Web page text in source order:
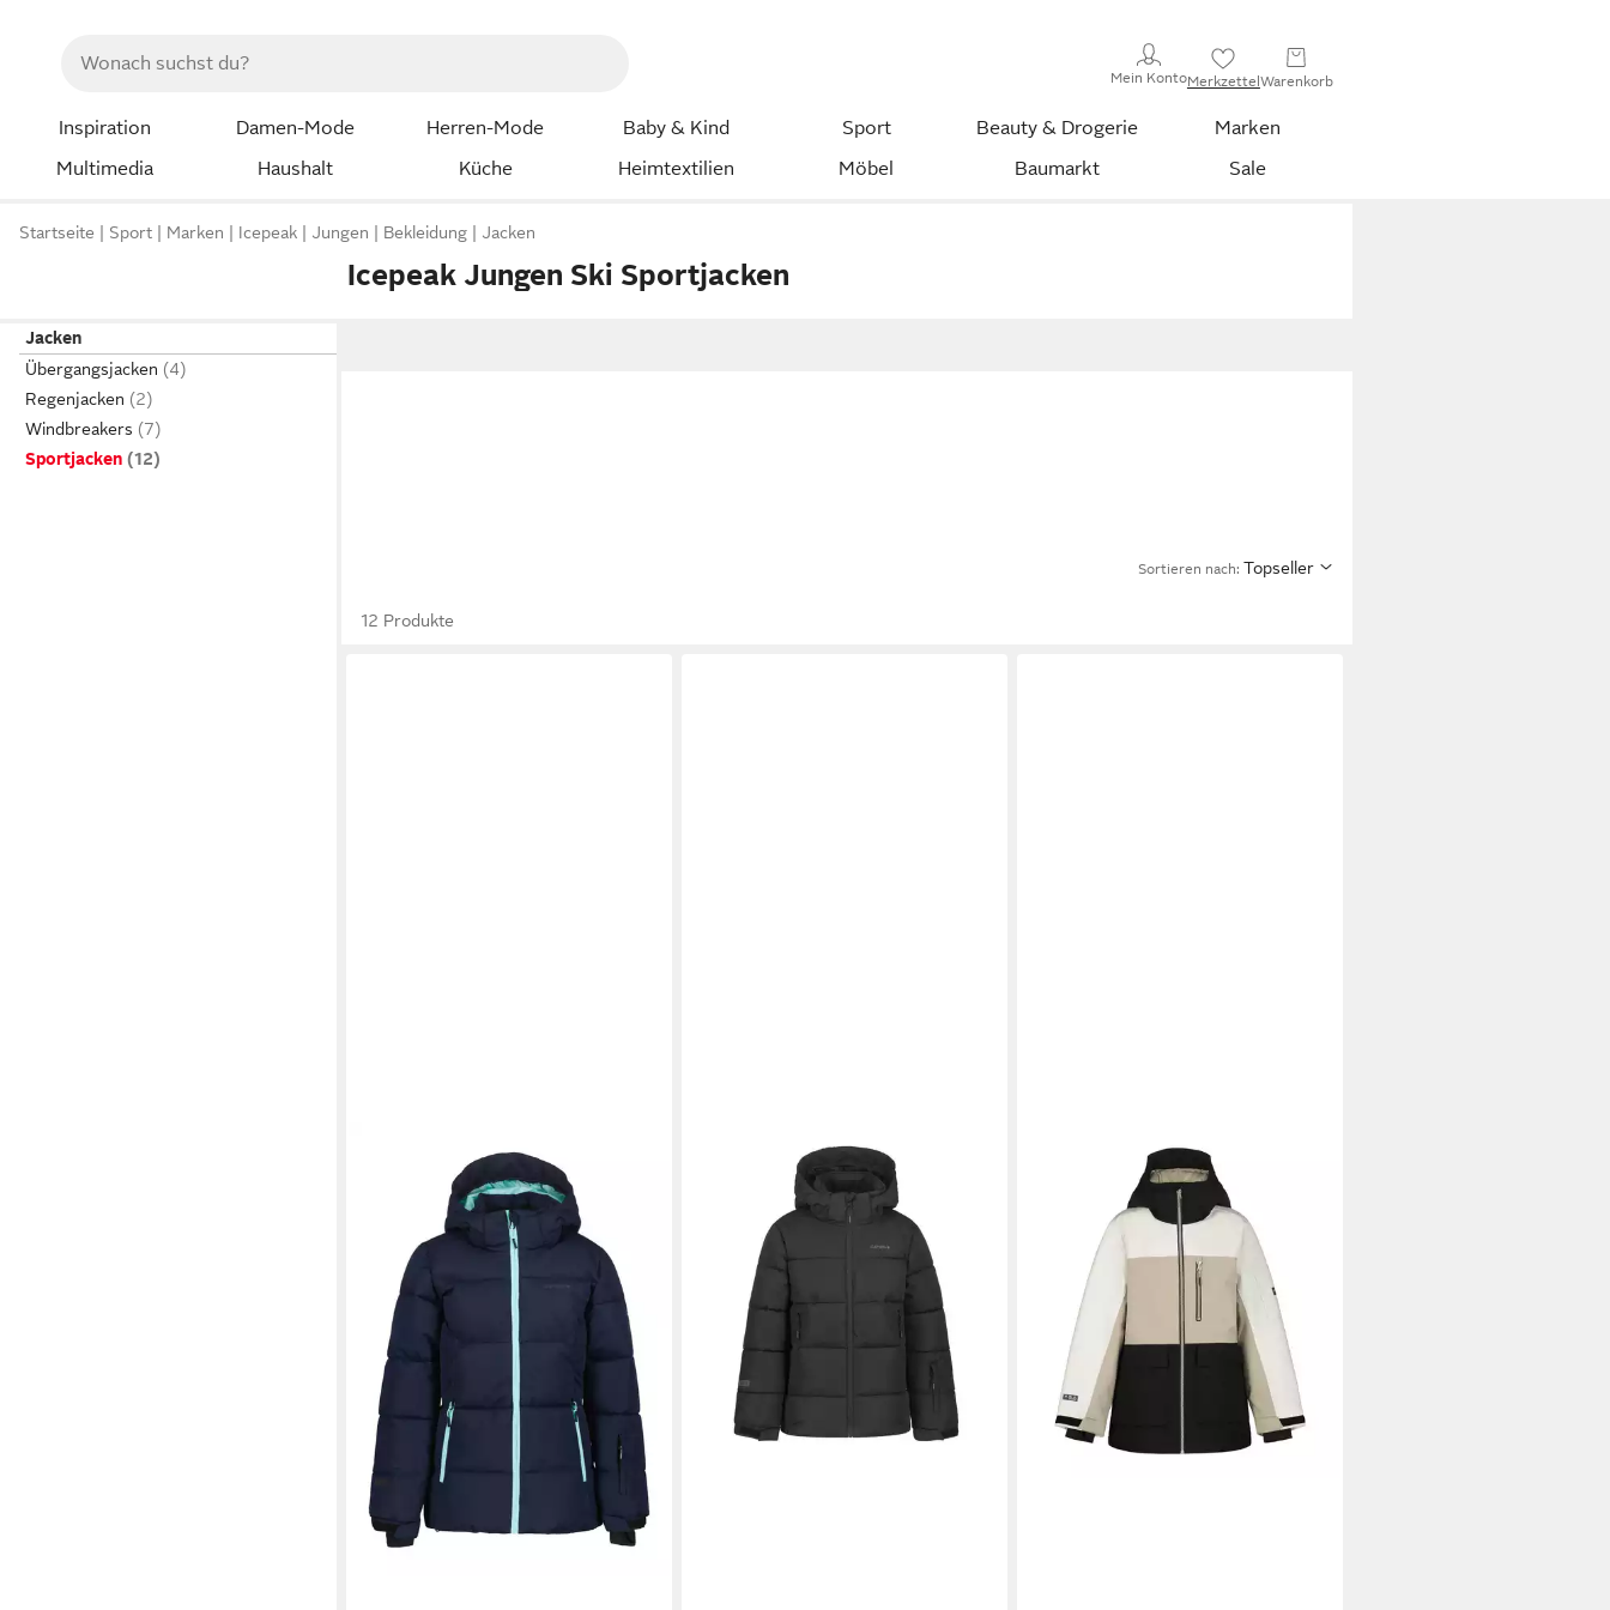
Mein KontoMerkzettelWarenkorb
Inspiration Damen-Mode Herren-Mode Baby & Kind Sport Beauty & Drogerie
Marken
Multimedia
Haushalt Küche Heimtextilien Möbel Baumarkt Sale
Startseite Sport Marken Icepeak Jungen Bekleidung Jacken
Icepeak Jungen Ski Sportjacken
Jacken
Übergangsjacken
Regenjacken
Windbreakers
Sportjacken
Sortieren nach: Topseller
12 Produkte